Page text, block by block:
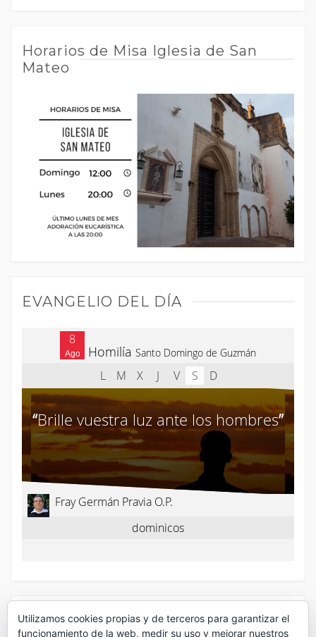
Horarios de Misa Iglesia de San
Mateo
EVANGELIO DEL DÍA
¡Síguenos en Twitter!
Utilizamos cookies propias y de terceros para garantizar el
funcionamiento de la web, medir su uso y mejorar nuestros